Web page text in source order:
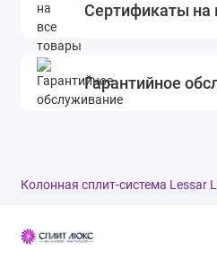
Сертификаты на
Гарантийное
Колонная сплит-система Lessar